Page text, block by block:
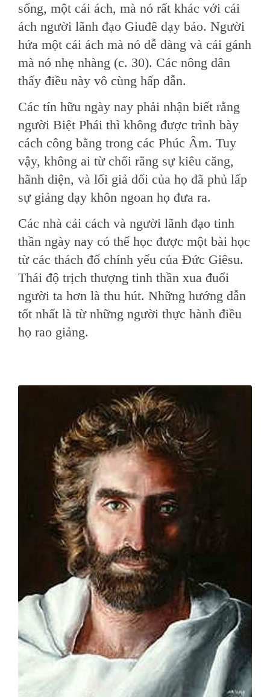
sống, một cái ách, mà nó rất khác với cái
ách người lãnh đạo Giuđê dạy bảo. Người
hứa một cái ách mà nó dễ dàng và cái gánh
mà nó nhẹ nhàng (c. 30). Các nông dân
thấy điều này vô cùng hấp dẫn.
Các tín hữu ngày nay phải nhận biết rằng
người Biệt Phái thì không được trình bày
cách công bằng trong các Phúc Âm. Tuy
vậy, không ai từ chối rằng sự kiêu căng,
hãnh diện, và lối giả dối của họ đã phủ lấp
sự giảng dạy khôn ngoan họ đưa ra.
Các nhà cải cách và người lãnh đạo tinh
thần ngày nay có thể học được một bài học
từ các thách đố chính yếu của Đức Giêsu.
Thái độ trịch thượng tinh thần xua đuổi
người ta hơn là thu hút. Những hướng dẫn
tốt nhất là từ những người thực hành điều
họ rao giảng.